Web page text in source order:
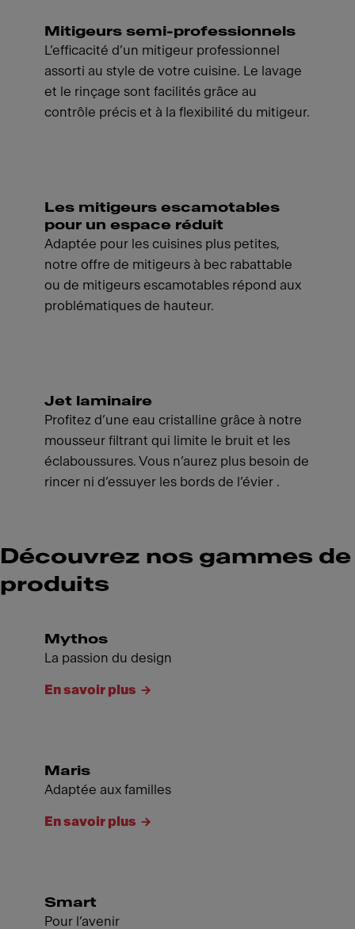
Mitigeurs semi-professionnels
L’efficacité d’un mitigeur professionnel
assorti au style de votre cuisine. Le lavage
et le rinçage sont facilités grâce au
contrôle précis et à la flexibilité du mitigeur.
Les mitigeurs escamotables
pour un espace réduit
Adaptée pour les cuisines plus petites,
notre offre de mitigeurs à bec rabattable
ou de mitigeurs escamotables répond aux
problématiques de hauteur.
Jet laminaire
Profitez d’une eau cristalline grâce à notre
mousseur filtrant qui limite le bruit et les
éclaboussures. Vous n’aurez plus besoin de
rincer ni d’essuyer les bords de l’évier .
Découvrez nos gammes de
produits
Mythos
La passion du design
En savoir plus
Maris
Adaptée aux familles
En savoir plus
Smart
Pour l’avenir